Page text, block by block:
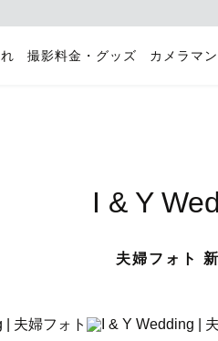
撮影料金・グッズ カメラマ
I & Y
夫婦フォト